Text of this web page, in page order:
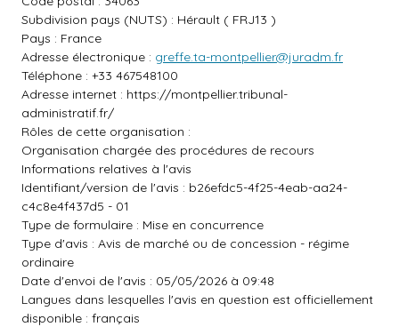
Subdivision pays (NUTS) : Hérault ( FRJ13 )
Pays : France
Adresse électronique : greffe.ta-montpellier@juradm.fr
Téléphone : +33 467548100
Adresse internet : https://montpellier.tribunal-
administratif.fr/
Rôles de cette organisation :
Organisation chargée des procédures de recours
Informations relatives à l'avis
Identifiant/version de l'avis : b26efdc5-4f25-4eab-aa24-
c4c8e4f437d5 - 01
Type de formulaire : Mise en concurrence
Type d'avis : Avis de marché ou de concession - régime
ordinaire
Date d'envoi de l'avis : 05/05/2026 à 09:48
Langues dans lesquelles l'avis en question est officiellement
disponible : français